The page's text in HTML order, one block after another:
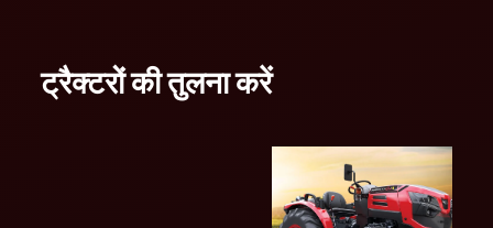
ट्रैक्टरों की तुलना करें